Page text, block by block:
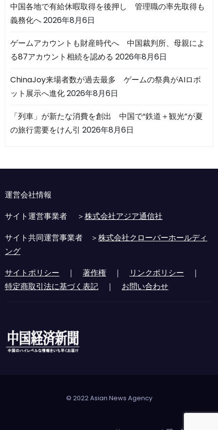
中国各地で有給休暇取得を後押し 管理職の率先取得も
義務化へ2026年8月6日
ゲームアカウントも財産時代へ 中国裁判所、母親によ
る87アカウント相続を認める 2026年8月6日
ChinaJoy来場者数が過去最多 ゲームの祭典がAIロボ
ット展示へ進化2026年8月6日
「列車」が新たな消費を創出 中国で“鉄道＋観光”が夏
の旅行需要をけん引 2026年8月6日
運営会社情報
サイト運営事業者 ＞株式会社アジア通信社
サイト共同運営事業者 ＞株式会社クローバーホールディ
ング
サイトポリシー ｜ 著作権 ｜ リンクポリシー ｜
特定商取引法に基づく表記 ｜ お問い合わせ
© 2022 Asian News Agency